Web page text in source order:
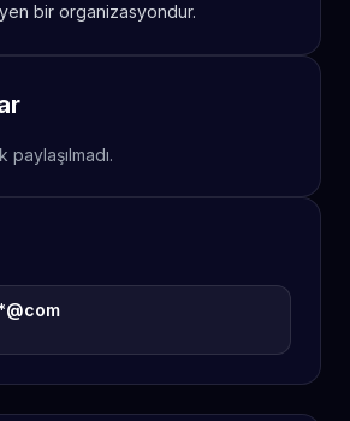
bir organizasyondur.